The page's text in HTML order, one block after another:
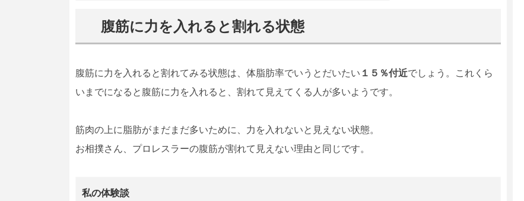
腹筋に力を入れると割れる状態
腹筋に力を入れると割れてみる状態は、体脂肪率でいうとだいたい １５％付近でしょう。これくら
いまでになると腹筋に力を入れると、割れて見えてくる人が多いようです。
筋肉の上に脂肪がまだまだ多いために、力を入れないと見えない状態。
お相撲さん、プロレスラーの腹筋が割れて見えない理由と同じです。
私の体験談